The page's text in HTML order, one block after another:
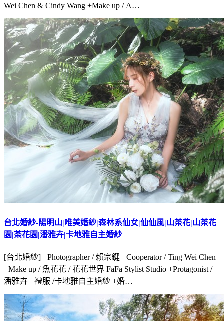
Wei Chen & Cindy Wang +Make up / A…
台北婚紗-陽明山|唯美婚紗|森林系仙女|仙仙風|山茶花|山茶花
園|茶花園|潘雅卉|卡地雅自主婚紗
[台北婚紗] +Photographer / 賴宗鍵 +Cooperator / Ting Wei Chen
+Make up / 魚花花 / 花花世界 FaFa Stylist Studio +Protagonist /
潘雅卉 +禮服 /卡地雅自主婚紗 +婚…